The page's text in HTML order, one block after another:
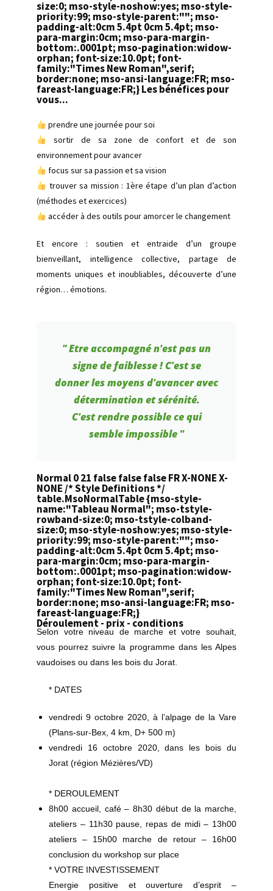
size:0; mso-style-noshow:yes; mso-style-
priority:99; mso-style-parent:""; mso-
padding-alt:0cm 5.4pt 0cm 5.4pt; mso-
para-margin:0cm; mso-para-margin-
bottom:.0001pt; mso-pagination:widow-
orphan; font-size:10.0pt; font-
family:"Times New Roman",serif;
border:none; mso-ansi-language:FR; mso-
fareast-language:FR;}Les bénéfices pour
vous...
prendre une journée pour soi
sortir de sa zone de confort et de son
environnement pour avancer
focus sur sa passion et sa vision
trouver sa mission : 1ère étape d’un plan d’action
(méthodes et exercices)
accéder à des outils pour amorcer le changement
Et encore : soutien et entraide d’un groupe
bienveillant, intelligence collective, partage de
moments uniques et inoubliables, découverte d’une
région… émotions.
" Etre accompagné n'est pas un
signe de faiblesse ! C'est se
donner les moyens d'avancer avec
détermination et sérénité.
C'est rendre possible ce qui
semble impossible "
Normal 0 21 false false false FR X-NONE X-
NONE /* Style Definitions */
table.MsoNormalTable {mso-style-
name:"Tableau Normal"; mso-tstyle-
rowband-size:0; mso-tstyle-colband-
size:0; mso-style-noshow:yes; mso-style-
priority:99; mso-style-parent:""; mso-
padding-alt:0cm 5.4pt 0cm 5.4pt; mso-
para-margin:0cm; mso-para-margin-
bottom:.0001pt; mso-pagination:widow-
orphan; font-size:10.0pt; font-
family:"Times New Roman",serif;
border:none; mso-ansi-language:FR; mso-
fareast-language:FR;}
Déroulement - prix - conditions
Selon votre niveau de marche et votre souhait,
vous pourrez suivre la programme dans les Alpes
vaudoises ou dans les bois du Jorat.
* DATES
vendredi 9 octobre 2020, à l’alpage de la Vare
(Plans-sur-Bex, 4 km, D+ 500 m)
vendredi 16 octobre 2020, dans les bois du
Jorat (région Mézières/VD)
* DEROULEMENT
8h00 accueil, café – 8h30 début de la marche,
ateliers – 11h30 pause, repas de midi – 13h00
ateliers – 15h00 marche de retour – 16h00
conclusion du workshop sur place
* VOTRE INVESTISSEMENT
Energie positive et ouverture d’esprit –